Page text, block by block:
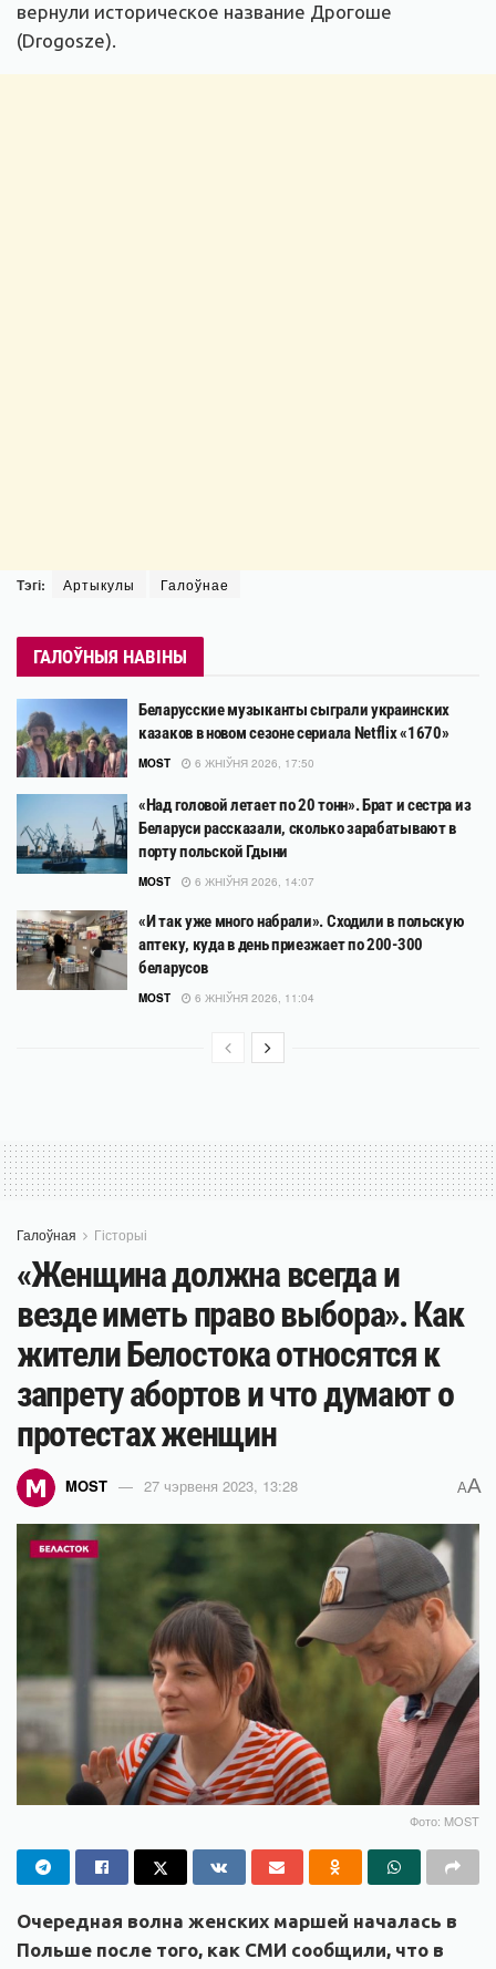
вернули историческое название Дрогоше
(Drogosze).
Тэгі: Артыкулы Галоўнае
ГАЛОЎНЫЯ НАВІНЫ
Беларусские музыканты сыграли украинских
казаков в новом сезоне сериала Netflix «1670»
MOST 6 ЖНІЎНЯ 2026, 17:50
«Над головой летает по 20 тонн». Брат и сестра из
Беларуси рассказали, сколько зарабатывают в
порту польской Гдыни
MOST 6 ЖНІЎНЯ 2026, 14:07
«И так уже много набрали». Сходили в польскую
аптеку, куда в день приезжает по 200-300
беларусов
MOST 6 ЖНІЎНЯ 2026, 11:04
Галоўная Гісторыі
«Женщина должна всегда и
везде иметь право выбора». Как
жители Белостока относятся к
запрету абортов и что думают о
протестах женщин
MOST 27 чэрвеня 2023, 13:28 AA
Фото: MOST
Очередная волна женских маршей началась в
Польше после того, как СМИ сообщили, что в